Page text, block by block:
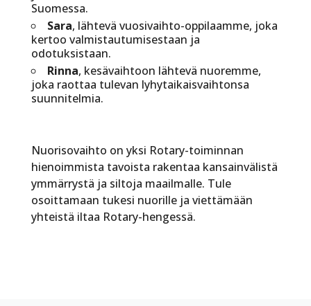
Suomessa.
Sara, lähtevä vuosivaihto-oppilaamme, joka
kertoo valmistautumisestaan ja
odotuksistaan.
Rinna, kesävaihtoon lähtevä nuoremme,
joka raottaa tulevan lyhytaikaisvaihtonsa
suunnitelmia.
Nuorisovaihto on yksi Rotary-toiminnan
hienoimmista tavoista rakentaa kansainvälistä
ymmärrystä ja siltoja maailmalle. Tule
osoittamaan tukesi nuorille ja viettämään
yhteistä iltaa Rotary-hengessä.